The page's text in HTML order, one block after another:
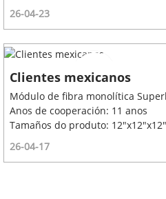
26-04-23
Clientes mexicanos
Módulo de fibra monolítica
Anos de cooperación: 11 anos
Tamaños do produto: 12"x12"x12"
26-04-17